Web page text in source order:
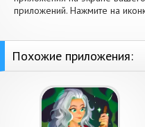
приложений. Нажмите на
Похожие приложения: